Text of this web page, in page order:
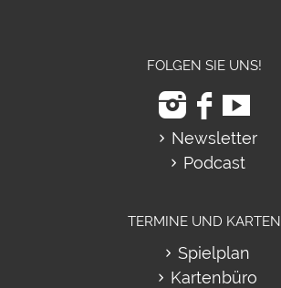
FOLGEN SIE UNS!
Newsletter
Podcast
TERMINE UND KARTEN
Spielplan
Kartenbüro